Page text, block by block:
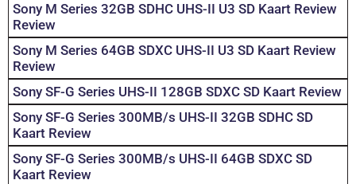
Sony M Series 32GB SDHC UHS-II U3 SD Kaart Review
Review
Sony M Series 64GB SDXC UHS-II U3 SD Kaart Review
Review
Sony SF-G Series UHS-II 128GB SDXC SD Kaart Review
Sony SF-G Series 300MB/s UHS-II 32GB SDHC SD
Kaart Review
Sony SF-G Series 300MB/s UHS-II 64GB SDXC SD
Kaart Review